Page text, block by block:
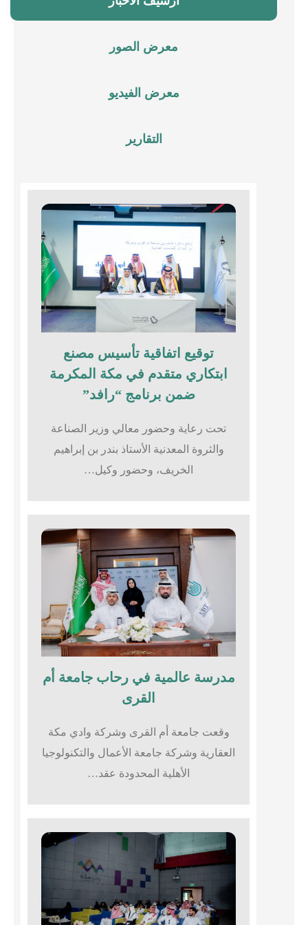
معرض الصور
معرض الفيديو
التقارير
توقيع اتفاقية تأسيس مصنع
ابتكاري متقدم في مكة المكرمة
ضمن برنامج “رافد”
تحت رعاية وحضور معالي وزير الصناعة
والثروة المعدنية الأستاذ بندر بن إبراهيم
الخريف، وحضور وكيل…
مدرسة عالمية في رحاب جامعة أم
القرى​
وقعت جامعة أم القرى وشركة وادي مكة
العقارية وشركة جامعة الأعمال والتكنولوجيا
الأهلية المحدودة عقد…